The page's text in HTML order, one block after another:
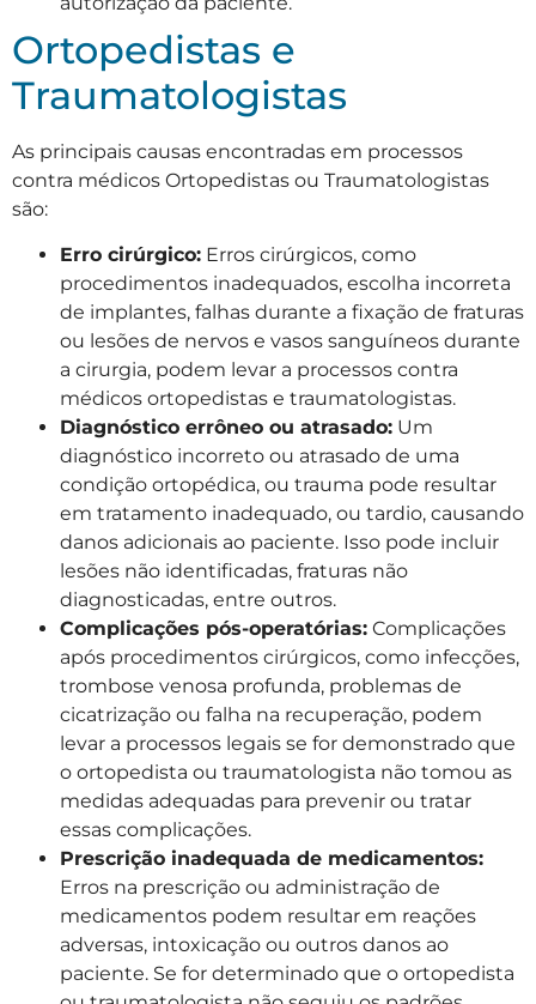
Ortopedistas e
Traumatologistas
As principais causas encontradas em processos
contra médicos Ortopedistas ou Traumatologistas
são:
Erro cirúrgico: Erros cirúrgicos, como
procedimentos inadequados, escolha incorreta
de implantes, falhas durante a fixação de fraturas
ou lesões de nervos e vasos sanguíneos durante
a cirurgia, podem levar a processos contra
médicos ortopedistas e traumatologistas.
Diagnóstico errôneo ou atrasado: Um
diagnóstico incorreto ou atrasado de uma
condição ortopédica, ou trauma pode resultar
em tratamento inadequado, ou tardio, causando
danos adicionais ao paciente. Isso pode incluir
lesões não identificadas, fraturas não
diagnosticadas, entre outros.
Complicações pós-operatórias: Complicações
após procedimentos cirúrgicos, como infecções,
trombose venosa profunda, problemas de
cicatrização ou falha na recuperação, podem
levar a processos legais se for demonstrado que
o ortopedista ou traumatologista não tomou as
medidas adequadas para prevenir ou tratar
essas complicações.
Prescrição inadequada de medicamentos:
Erros na prescrição ou administração de
medicamentos podem resultar em reações
adversas, intoxicação ou outros danos ao
paciente. Se for determinado que o ortopedista